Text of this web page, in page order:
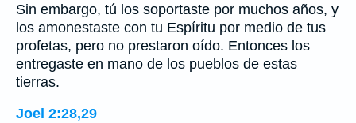
Sin embargo, tú los soportaste por muchos años, y
los amonestaste con tu Espíritu por medio de tus
profetas, pero no prestaron oído. Entonces los
entregaste en mano de los pueblos de estas
tierras.
Joel 2:28,29